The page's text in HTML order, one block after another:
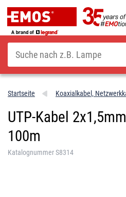
Suche
Startseite Koaxialkabel,
UTP-Kabel
100m
Katalognummer S8314